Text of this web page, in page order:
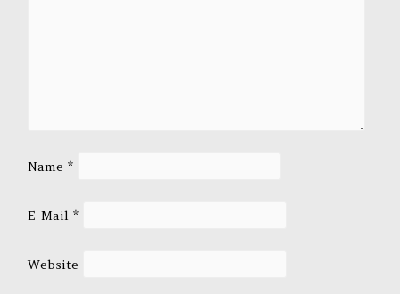
Name*
E-Mail*
Website